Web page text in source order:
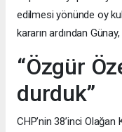
edilmesi yönünde oy
kararın ardından
“Özgür
durduk”
CHP’nin 38’inci Olağan